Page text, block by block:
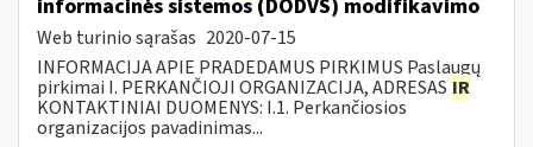
informacinės sistemos (DODVS) modifikavimo
Web turinio sąrašas 2020-07-15
INFORMACIJA APIE PRADEDAMUS PIRKIMUS Paslaugų
pirkimai I. PERKANČIOJI ORGANIZACIJA, ADRESAS IR
KONTAKTINIAI DUOMENYS: I.1. Perkančiosios
organizacijos pavadinimas...